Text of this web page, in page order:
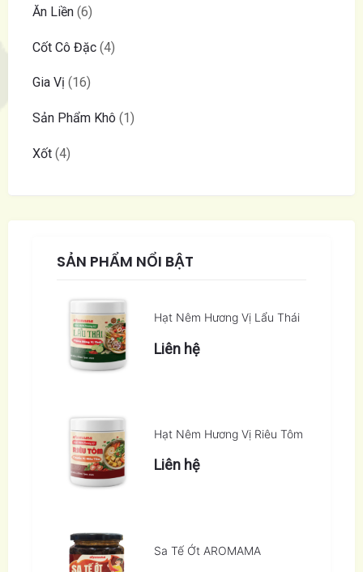
Ăn Liền 6
Cốt Cô Đặc 4
Gia Vị 16
Sản Phẩm Khô 1
Xốt 4
SẢN PHẨM NỔI BẬT
Hạt Nêm Hương Vị Lẩu Thái
Liên hệ
Hạt Nêm Hương Vị Riêu Tôm
Liên hệ
Sa Tế Ớt AROMAMA